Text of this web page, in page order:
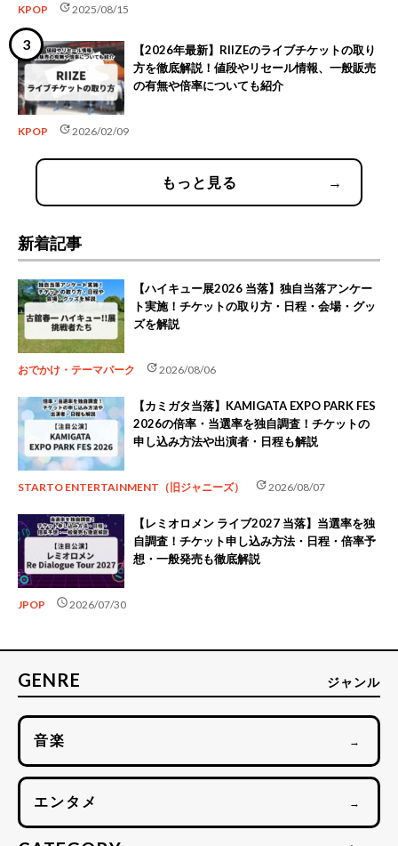
KPOP update2025/08/15
【2026年最新】RIIZEのライブチケットの取り
方を徹底解説！値段やリセール情報、一般販売
の有無や倍率についても紹介
KPOP update2026/02/09
もっと見る →
新着記事
【ハイキュー展2026 当落】独自当落アンケー
ト実施！チケットの取り方・日程・会場・グッ
ズを解説
おでかけ・テーマパーク update2026/08/06
【カミガタ当落】KAMIGATA EXPO PARK FES
2026の倍率・当選率を独自調査！チケットの
申し込み方法や出演者・日程も解説
STARTO ENTERTAINMENT（旧ジャニーズ） update2026/08/07
【レミオロメン ライブ2027 当落】当選率を独
自調査！チケット申し込み方法・日程・倍率予
想・一般発売も徹底解説
JPOP schedule2026/07/30
GENRE ジャンル
音楽 →
エンタメ →